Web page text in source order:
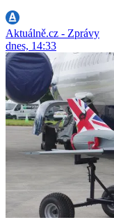
Aktuálně.cz - Zprávy
dnes, 14:33